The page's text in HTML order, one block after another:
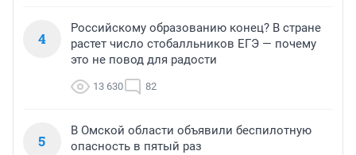
4
Российскому образованию конец? В стране
растет число стобалльников ЕГЭ — почему
это не повод для радости
13 630 82
5
В Омской области объявили беспилотную
опасность в пятый раз